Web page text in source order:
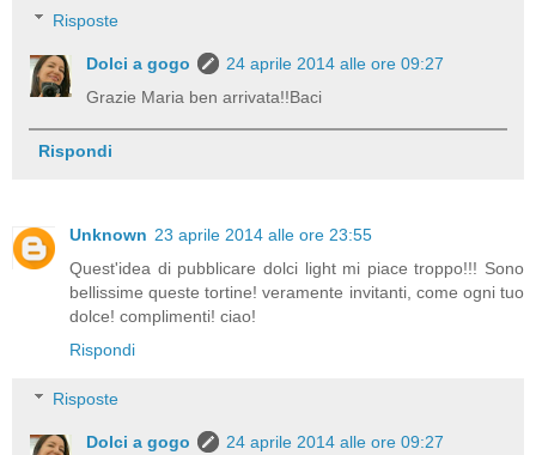
Risposte
Dolci a gogo
24 aprile 2014 alle ore 09:27
Grazie Maria ben arrivata!!Baci
Rispondi
Unknown 23 aprile 2014 alle ore 23:55
Quest'idea di pubblicare dolci light mi piace troppo!!! Sono
bellissime queste tortine! veramente invitanti, come ogni tuo
dolce! complimenti! ciao!
Rispondi
Risposte
Dolci a gogo 24 aprile 2014 alle ore 09:27